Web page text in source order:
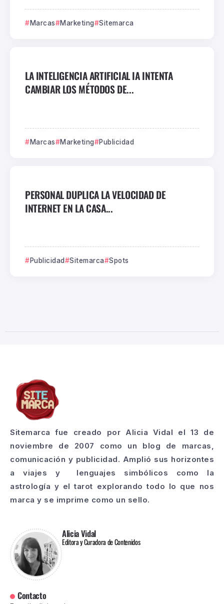
Marcas Marketing Sitemarca
LA INTELIGENCIA ARTIFICIAL IA INTENTA
CAMBIAR LOS MÉTODOS DE...
Marcas Marketing Publicidad
PERSONAL DUPLICA LA VELOCIDAD DE
INTERNET EN LA CASA...
Publicidad Sitemarca Spots
Sitemarca fue creado por Alicia Vidal el 13 de
noviembre de 2007 como un blog de marcas,
comunicación y publicidad. Amplió sus horizontes
a viajes y lenguajes simbólicos como la
astrología y el tarot explorando todo lo que nos
marca y se imprime como un sello.
Alicia Vidal
Editora y Curadora de Contenidos
Contacto